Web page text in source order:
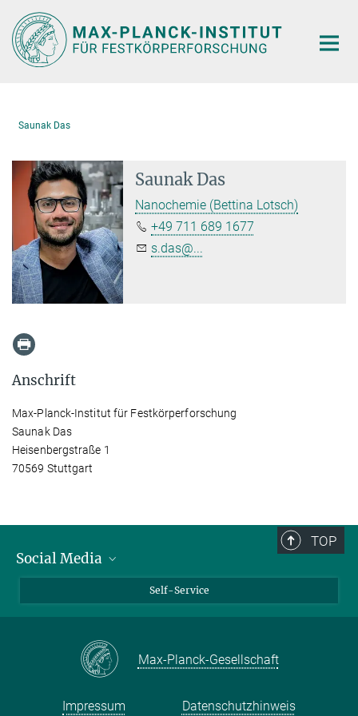
Hauptinhalt
Saunak Das
Saunak Das
Nanochemie (Bettina Lotsch)
+49 711 689 1677
s.das@...
Anschrift
Max-Planck-Institut für Festkörperforschung
Saunak Das
Heisenbergstraße 1
70569 Stuttgart
TOP
Social Media
Facebook
Self-Service
Max-Planck-Gesellschaft
Impressum Datenschutzhinweis